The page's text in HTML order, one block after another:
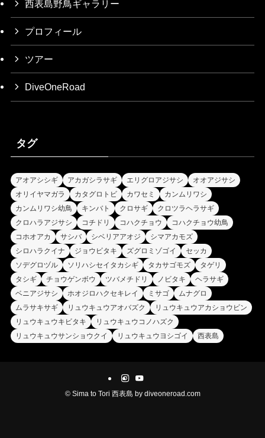
西表島野鳥ギャラリー
プロフィール
ツアー
DiveOneRoad
タグ
アオアシシギ アカガシラサギ エリグロアジサシ
オオアジサシ
オリイヤマガラ
カタグロトビ カワセミ
カンムリワシ
カンムリワシ幼鳥
キンバト クロサギ
クロツラヘラサギ
クロハラアジサシ
コチドリ コハクチョウ
コハクチョウ幼鳥
コホオアカ
サシバ シベリアアオジ
シマアカモズ
シロハラクイナ
ジョウビタキ ズグロミゾゴイ
セッカ
ソデグロヅル
ソリハシセイタカシギ タカサゴモズ
タゲリ
タシギ
チョウゲンボウ ツバメチドリ ノビタキ
ヘラサギ
ベニアジサシ
ホオジロハクセキレイ ミサゴ
ムナグロ
ムラサキサギ
リュウキュウアオバズク
リュウキュウアカショウビン
リュウキュウキビタキ
リュウキュウコノハズク
リュウキュウサンショウクイ
リュウキュウヨシゴイ 西表島
©Sima to Tori 西表島 by diveoneroad.com